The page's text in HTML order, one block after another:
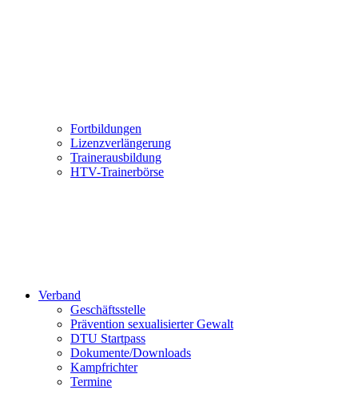
Fortbildungen
Lizenzverlängerung
Trainerausbildung
HTV-Trainerbörse
Verband
Geschäftsstelle
Prävention sexualisierter Gewalt
DTU Startpass
Dokumente/Downloads
Kampfrichter
Termine